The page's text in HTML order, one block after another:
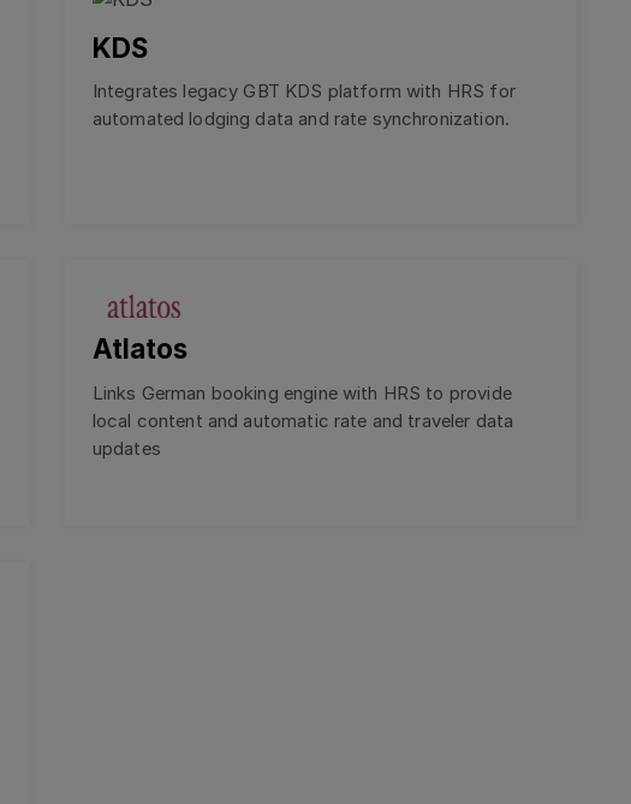
KDS
Integrates legacy GBT KDS platform with HRS for
automated lodging data and rate synchronization.
Atlatos
Links German booking engine with HRS to provide
local content and automatic rate and traveler data
updates